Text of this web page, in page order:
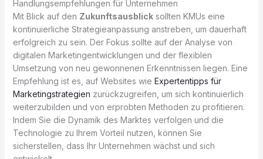
Handlungsempfehlungen für Unternehmen
Mit Blick auf den Zukunftsausblicksollten KMUs eine
kontinuierliche Strategieanpassung anstreben, um dauerhaft
erfolgreich zu sein. Der Fokus sollte auf der Analyse von
digitalen Marketingentwicklungen und der flexiblen
Umsetzung von neu gewonnenen Erkenntnissen liegen. Eine
Empfehlung ist es, auf Websites wie Expertentipps für
Marketingstrategien zurückzugreifen, um sich kontinuierlich
weiterzubilden und von erprobten Methoden zu profitieren.
Indem Sie die Dynamik des Marktes verfolgen und die
Technologie zu Ihrem Vorteil nutzen, können Sie
sicherstellen, dass Ihr Unternehmen wächst und sich